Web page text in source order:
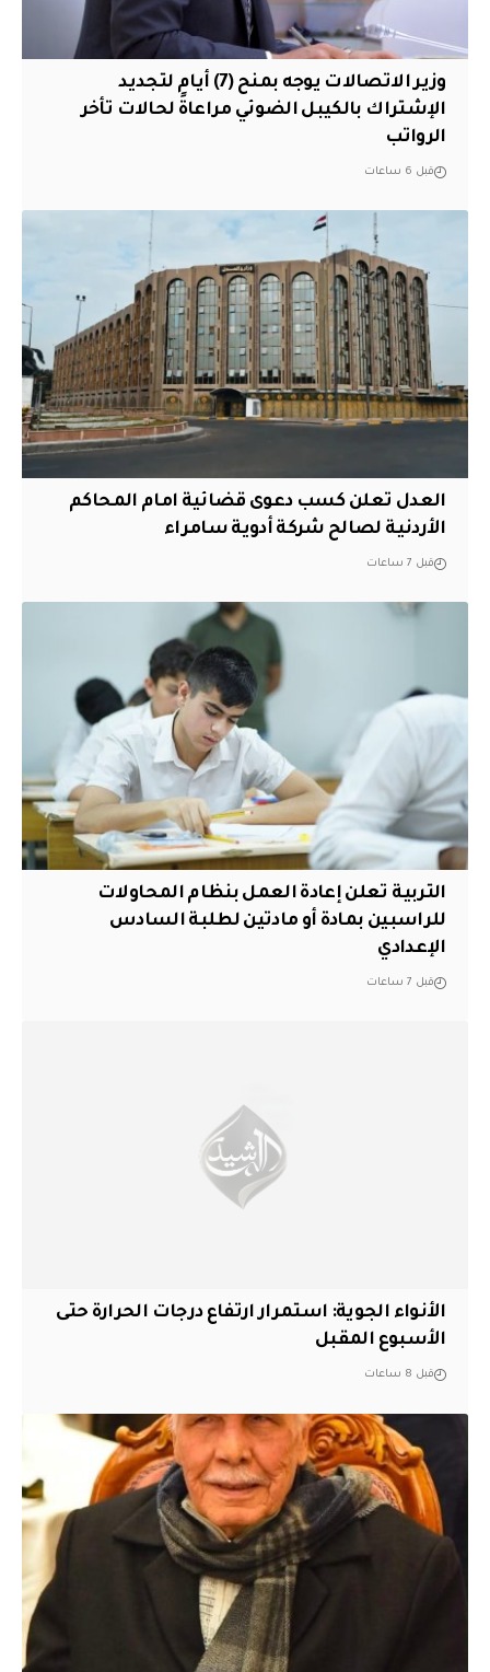
وزير الاتصالات يوجه بمنح (7) أيام لتجديد
الإشتراك بالكيبل الضوئي مراعاةً لحالات تأخر
الرواتب
قبل 6 ساعات
العدل تعلن كسب دعوى قضائية امام المحاكم
الأردنية لصالح شركة أدوية سامراء
قبل 7 ساعات
التربية تعلن إعادة العمل بنظام المحاولات
للراسبين بمادة أو مادتين لطلبة السادس
الإعدادي
قبل 7 ساعات
الأنواء الجوية: استمرار ارتفاع درجات الحرارة حتى
الأسبوع المقبل
قبل 8 ساعات